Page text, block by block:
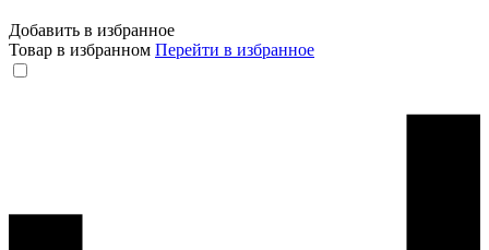
Добавить в избранное
Товар в избранном Перейти в избранное